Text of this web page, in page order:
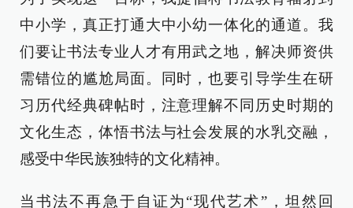
中小学，真正打通大中小幼一体化的通道。我
们要让书法专业人才有用武之地，解决师资供
需错位的尴尬局面。同时，也要引导学生在研
习历代经典碑帖时，注意理解不同历史时期的
文化生态，体悟书法与社会发展的水乳交融，
感受中华民族独特的文化精神。
当书法不再急于自证为“现代艺术”，坦然回